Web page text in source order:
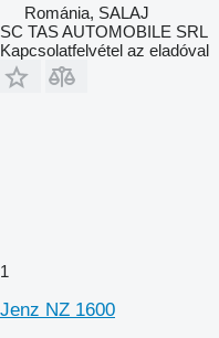
Románia, SALAJ
SC TAS AUTOMOBILE SRL
Kapcsolatfelvétel az eladóval
1
Jenz NZ 1600